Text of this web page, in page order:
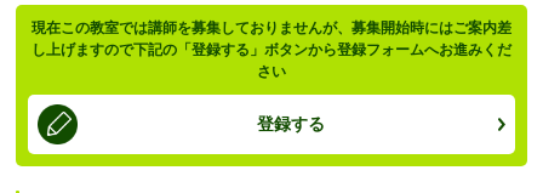
現在この教室では講師を募集しておりませんが、募集開始時にはご案内差
し上げますので下記の「登録する」ボタンから登録フォームへお進みくだ
さい
登録する